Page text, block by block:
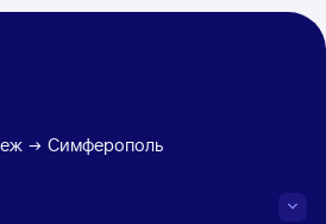
Симферополь